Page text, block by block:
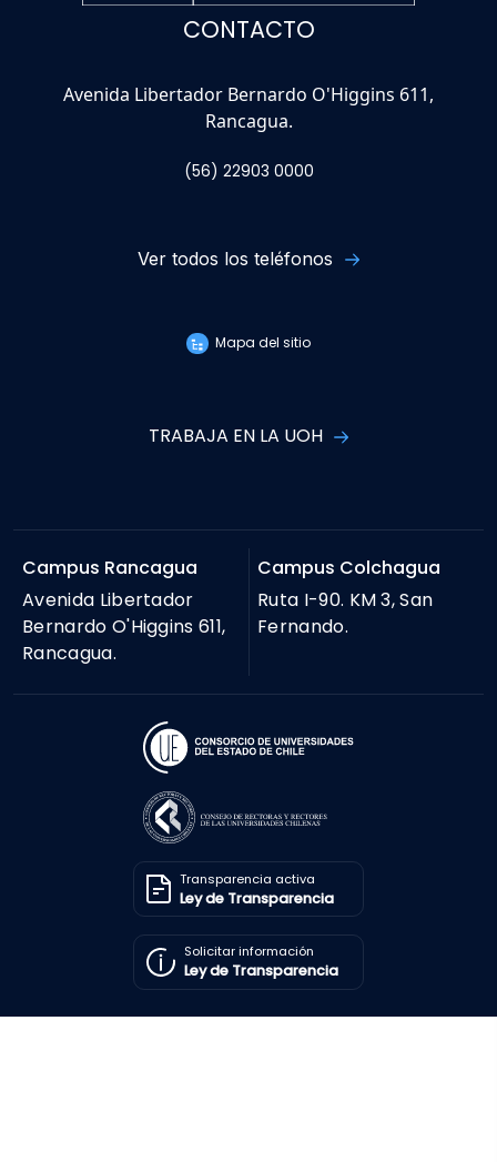
CONTACTO
Avenida Libertador Bernardo O'Higgins 611,
Rancagua.
(56) 22903 0000
Ver todos los teléfonos
Mapa del sitio
TRABAJA EN LA UOH
Campus Rancagua
Avenida Libertador
Bernardo O'Higgins 611,
Rancagua.
Campus Colchagua
Ruta I-90. KM 3, San
Fernando.
Transparencia activa
Ley de Transparencia
Solicitar información
Ley de Transparencia